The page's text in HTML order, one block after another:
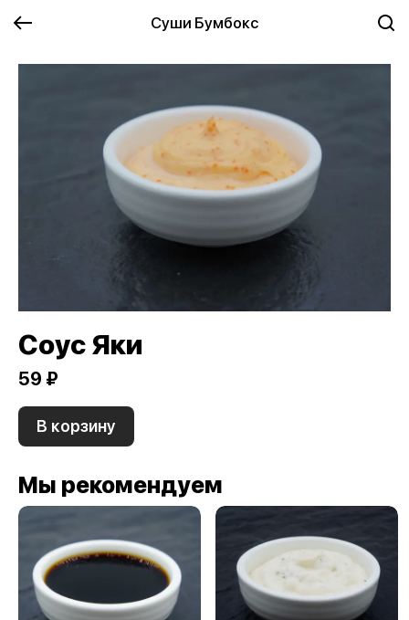
Суши Бумбокс
Соус Яки
59 ₽
В корзину
Мы рекомендуем